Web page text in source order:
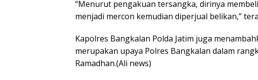
“Menurut pengakuan tersangka, dirinya
menjadi mercon kemudian diperjual belikan,”
Kapolres Bangkalan Polda Jatim juga
merupakan upaya Polres Bangkalan dalam
Ramadhan.(Ali news)